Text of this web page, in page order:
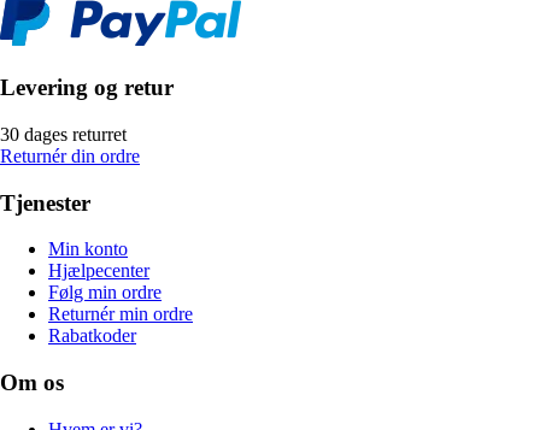
Levering og retur
30 dages returret
Returnér din ordre
Tjenester
Min konto
Hjælpecenter
Følg min ordre
Returnér min ordre
Rabatkoder
Om os